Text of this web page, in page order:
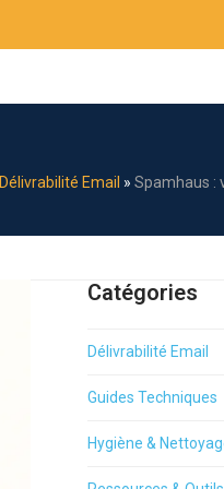
Délivrabilité Email » Spamhaus :
Catégories
Délivrabilité Email
Guides Techniques
Hygiène &